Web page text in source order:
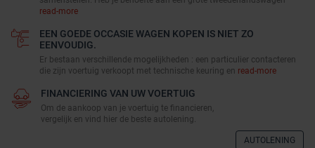
read-more
EEN GOEDE OCCASIE WAGEN KOPEN IS NIET ZO
EENVOUDIG.
Er bestaan verschillende mogelijkheden : een particulier contacteren
die zijn voertuig verkoopt met technische keuring en read-more
FINANCIERING VAN UW VOERTUIG
Om de aankoop van je voertuig te financieren,
vergelijk en vind hier de beste autolening.
AUTOLENING